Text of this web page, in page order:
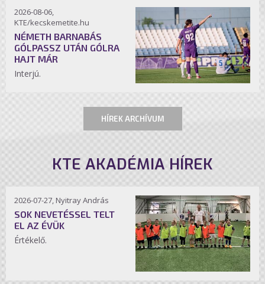
2026-08-06,
KTE/kecskemetite.hu
NÉMETH BARNABÁS
GÓLPASSZ UTÁN GÓLRA
HAJT MÁR
Interjú.
HÍREK ARCHÍVUM
KTE AKADÉMIA HÍREK
2026-07-27, Nyitray András
SOK NEVETÉSSEL TELT
EL AZ ÉVÜK
Értékelő.